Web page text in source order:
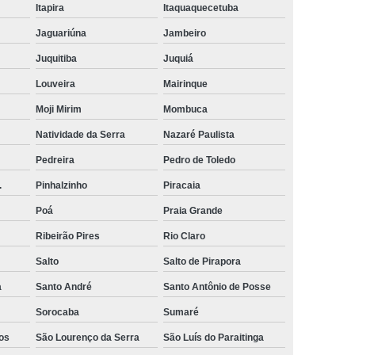
Rede de Esgoto Interior de São Paulo
água e Esgoto
Rede de Saneamento
de Esgoto
Rede Pluvial Residencial
Serviço de Pavimentação de Asfalto
Serviço de Pavimentação de Concreto
Rurais
Serviço de Pavimentação de Ruas
Serviço de Pavimentação em Paralelepípedo
Serviço de Pavimentação Grande São Paulo
de São Paulo
Terraplanagem
Terraplanagem Construção Civil
Terraplanagem de Terreno
Terraplanagem em Terreno
Itapira Itaquaquecetuba
Jaguariúna Jambeiro
Juquitiba Juquiá
Louveira Mairinque
Moji Mirim Mombuca
Natividade da Serra Nazaré Paulista
Pedreira Pedro de Toledo
Pinhalzinho Piracaia
Poá Praia Grande
Ribeirão Pires Rio Claro
Salto Salto de Pirapora
Santo André Santo Antônio de Posse
Sorocaba Sumaré
São Lourenço da Serra São Luís do Paraitinga